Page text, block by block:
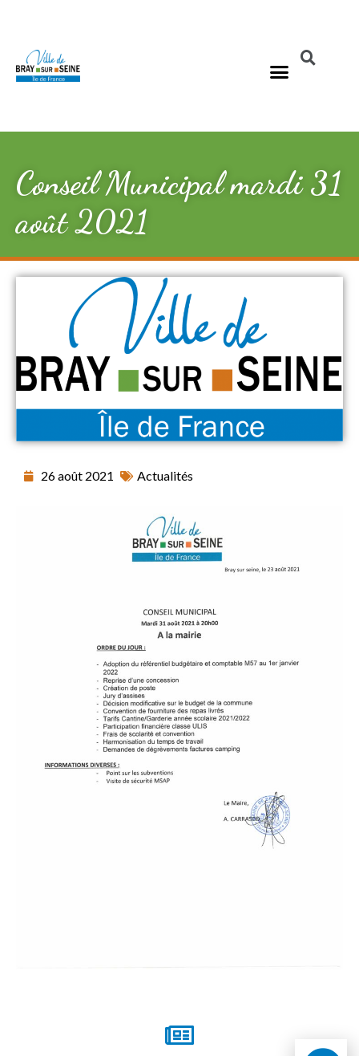
Conseil Municipal mardi 31
août 2021
26 août 2021 Actualités